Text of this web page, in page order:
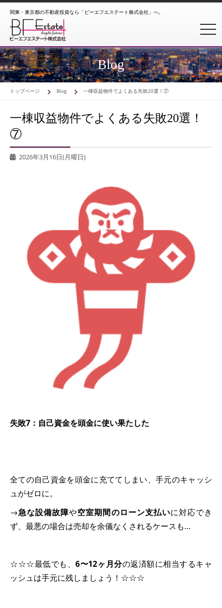
関東・東京都の不動産投資なら「ビーエフエステート株式会社」へ。
Blog
トップページ Blog 一棟収益物件でよくある失敗20選！⑦
一棟収益物件でよくある失敗20選！
⑦
2026年3月16日(月曜日)
失敗7：自己資金を頭金に使い果たした
全ての自己資金を頭金に充ててしまい、手元のキャッシ
ュがゼロに。
→急な設備故障や空室期間のローン支払いに対応でき
ず、最悪の場合は売却を余儀なくされるケースも…
☆☆☆最低でも、6〜12ヶ月分の返済額に相当するキャ
ッシュは手元に残しましょう！☆☆☆